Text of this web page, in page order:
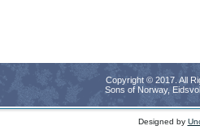
Copyright © 2017. All
Sons of Norway,
Designed by